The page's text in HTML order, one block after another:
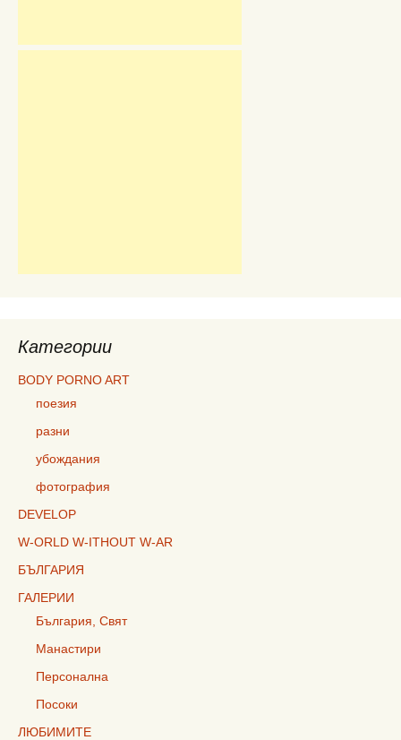
Категории
BODY PORNO ART
поезия
разни
убождания
фотография
DEVELOP
W-ORLD W-ITHOUT W-AR
БЪЛГАРИЯ
ГАЛЕРИИ
България, Свят
Манастири
Персонална
Посоки
ЛЮБИМИТЕ